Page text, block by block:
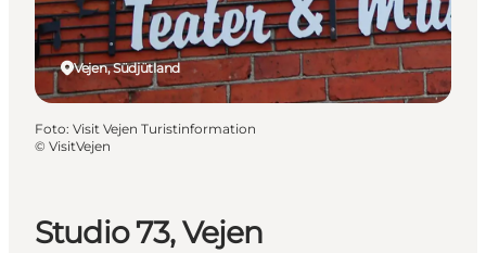
Studio 73, Vejen
Vejen, Südjütland
Foto: Visit Vejen Turistinformation
© VisitVejen